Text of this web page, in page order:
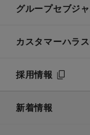
グループセブジ
カスタマーハラ
採用情報
新着情報